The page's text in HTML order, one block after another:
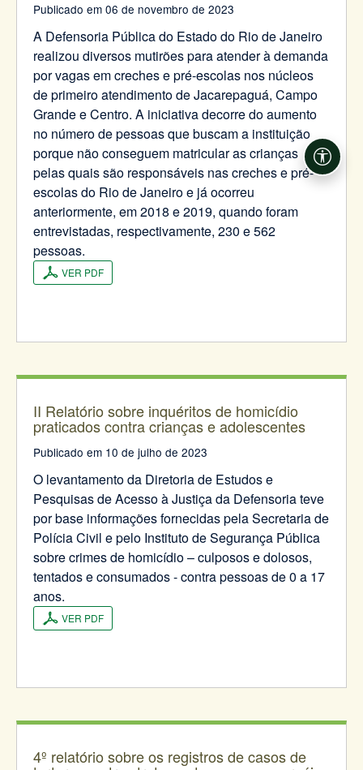
Publicado em 06 de novembro de 2023
A Defensoria Pública do Estado do Rio de Janeiro
realizou diversos mutirões para atender à demanda
por vagas em creches e pré-escolas nos núcleos
de primeiro atendimento de Jacarepaguá, Campo
Grande e Centro. A iniciativa decorre do aumento
no número de pessoas que buscam a instituição
porque não conseguem matricular as crianças
pelas quais são responsáveis nas creches e pré-
escolas do Rio de Janeiro e já ocorreu
anteriormente, em 2018 e 2019, quando foram
entrevistadas, respectivamente, 230 e 562
pessoas.
VER PDF
II Relatório sobre inquéritos de homicídio
praticados contra crianças e adolescentes
Publicado em 10 de julho de 2023
O levantamento da Diretoria de Estudos e
Pesquisas de Acesso à Justiça da Defensoria teve
por base informações fornecidas pela Secretaria de
Polícia Civil e pelo Instituto de Segurança Pública
sobre crimes de homicídio – culposos e dolosos,
tentados e consumados - contra pessoas de 0 a 17
anos.
VER PDF
4º relatório sobre os registros de casos de